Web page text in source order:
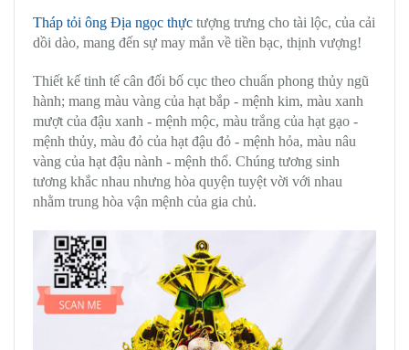
Tháp tỏi ông Địa ngọc thực tượng trưng cho tài lộc, của cải
dồi dào, mang đến sự may mắn về tiền bạc, thịnh vượng!
Thiết kế tinh tế cân đối bố cục theo chuẩn phong thủy ngũ
hành; mang màu vàng của hạt bắp - mệnh kim, màu xanh
mượt của đậu xanh - mệnh mộc, màu trắng của hạt gạo -
mệnh thủy, màu đỏ của hạt đậu đỏ - mệnh hỏa, màu nâu
vàng của hạt đậu nành - mệnh thổ. Chúng tương sinh
tương khắc nhau nhưng hòa quyện tuyệt vời với nhau
nhằm trung hòa vận mệnh của gia chủ.